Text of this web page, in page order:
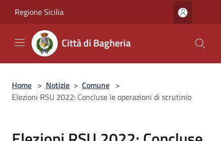
Regione Sicilia
Città di Bagheria
Home > Notizie > Comune >
Elezioni RSU 2022: Concluse le operazioni di scrutinio